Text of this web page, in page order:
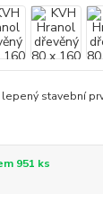
stavební
951 ks